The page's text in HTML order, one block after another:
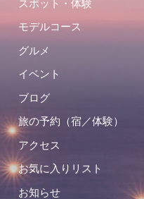
スポット・体験
モデルコース
グルメ
イベント
ブログ
旅の予約（宿／体験）
アクセス
お気に入りリスト
お知らせ